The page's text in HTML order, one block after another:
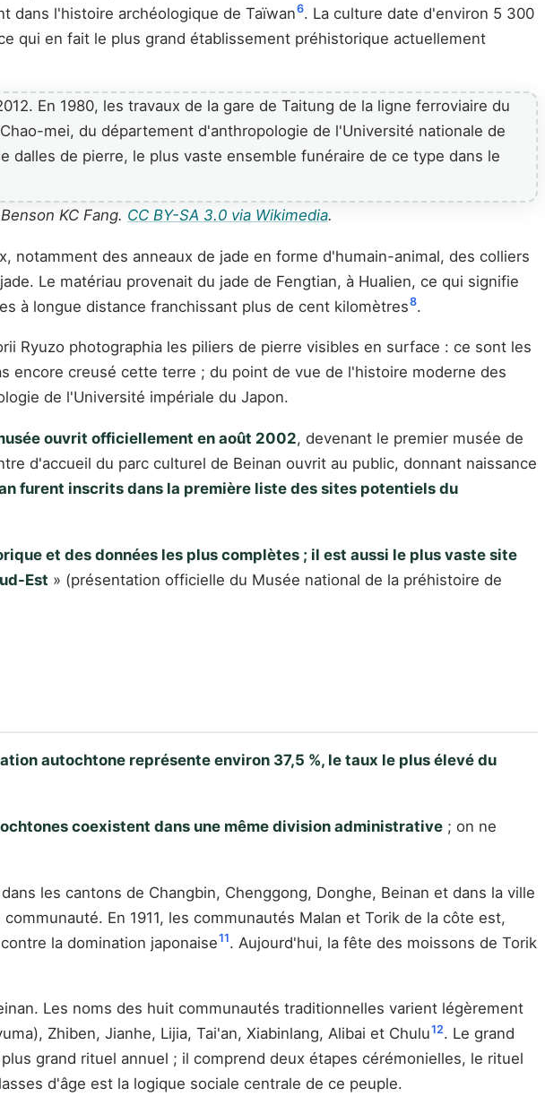
dans l'histoire archéologique de Taïwan6. La culture date d'environ 5 300
qui en fait le plus grand établissement préhistorique actuellement
KC Fang. CC BY-SA 3.0 via Wikimedia.
des anneaux de jade en forme d'humain-animal, des colliers
Le matériau provenait du jade de Fengtian, à Hualien, ce qui signifie
à longue distance franchissant plus de cent kilomètres8.
Ryuzo photographia les piliers de pierre visibles en surface : ce sont les
encore creusé cette terre ; du point de vue de l'histoire moderne des
de l'Université impériale du Japon.
ouvrit officiellement en août 2002, devenant le premier musée de
d'accueil du parc culturel de Beinan ouvrit au public, donnant naissance
furent inscrits dans la première liste des sites potentiels du
et des données les plus complètes ; il est aussi le plus vaste site
Est » (présentation officielle du Musée national de la préhistoire de
autochtone représente environ 37,5 %, le taux le plus élevé du
coexistent dans une même division administrative ; on ne
les cantons de Changbin, Chenggong, Donghe, Beinan et dans la ville
En 1911, les communautés Malan et Torik de la côte est,
la domination japonaise11. Aujourd'hui, la fête des moissons de Torik
Les noms des huit communautés traditionnelles varient légèrement
Zhiben, Jianhe, Lijia, Tai'an, Xiabinlang, Alibai et Chulu12. Le grand
grand rituel annuel ; il comprend deux étapes cérémonielles, le rituel
d'âge est la logique sociale centrale de ce peuple.